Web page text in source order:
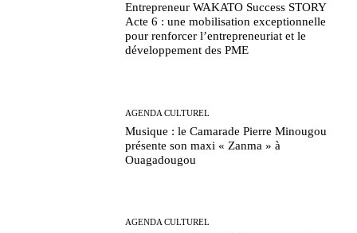
Entrepreneur WAKATO Success STORY
Acte 6 : une mobilisation exceptionnelle
pour renforcer l’entrepreneuriat et le
développement des PME
AGENDA CULTUREL
Musique : le Camarade Pierre Minougou
présente son maxi « Zanma » à
Ouagadougou
AGENDA CULTUREL